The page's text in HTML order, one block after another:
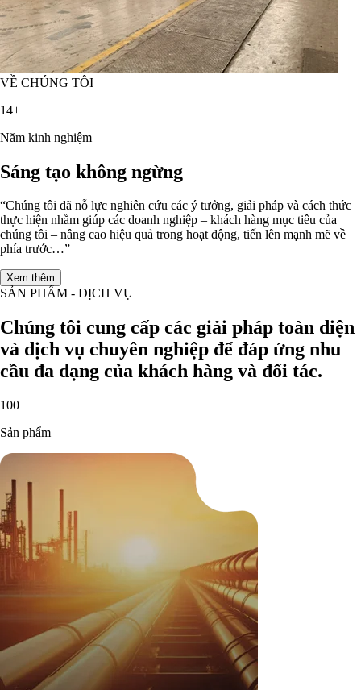
VỀ CHÚNG TÔI
14+
Năm kinh nghiệm
Sáng tạo không ngừng
“Chúng tôi đã nỗ lực nghiên cứu các ý tưởng, giải pháp và cách thức
thực hiện nhằm giúp các doanh nghiệp – khách hàng mục tiêu của
chúng tôi – nâng cao hiệu quả trong hoạt động, tiến lên mạnh mẽ về
phía trước…”
Xem thêm
SẢN PHẨM - DỊCH VỤ
Chúng tôi cung cấp các giải pháp toàn diện
và dịch vụ chuyên nghiệp để đáp ứng nhu
cầu đa dạng của khách hàng và đối tác.
100+
Sản phẩm